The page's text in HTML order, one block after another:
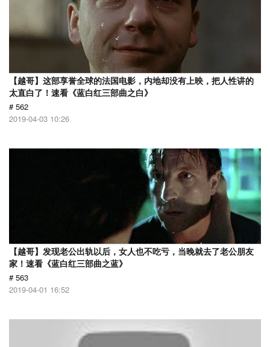
【越哥】这部享誉全球的法国电影，内地却没有上映，把人性讲的
太直白了！速看《蓝白红三部曲之白》
# 562
2019-04-03 10:26
【越哥】发现老公出轨以后，女人也不吃亏，当晚就去了老公朋友
家！速看《蓝白红三部曲之蓝》
# 563
2019-04-01 16:52